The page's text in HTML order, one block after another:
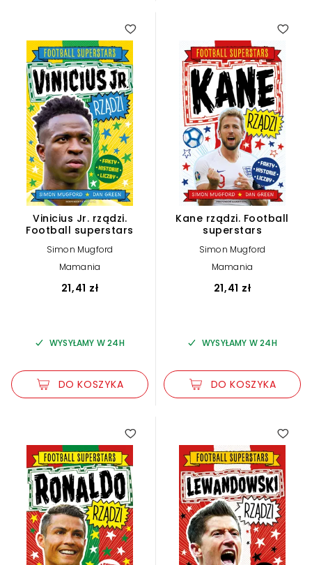
Vinicius Jr. rządzi.
Football superstars
Simon Mugford
Mamania
21,41 zł
WYSYŁAMY W 24H
DO KOSZYKA
Kane rządzi. Football
superstars
Simon Mugford
Mamania
21,41 zł
WYSYŁAMY W 24H
DO KOSZYKA